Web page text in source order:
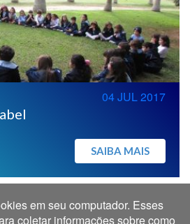
04 JUL 2017
SAIBA MAIS
em seu computador. Esses
coletar informações sobre como